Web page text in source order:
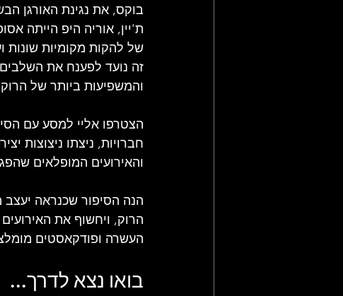
בוקס, את נגינת האורגן
ת'יין, אוריה היפ הייתה
של להקות מקומיות שונות
זה נועד לפענח את
והמשפיעות ביותר של
הצטרפו אליי למסע עם
חברויות, ניצתו ניצוצות
והאירועים המופלאים
הנה הסיפור שכנראה
הרוק, ויחשוף את
העשרה ופודקאסטים
בואו נצא לדרך...